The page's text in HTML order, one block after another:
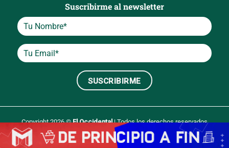
Suscribirme al newsletter
Copyright 2026 ©El Occidental| Todos los derechos reservados